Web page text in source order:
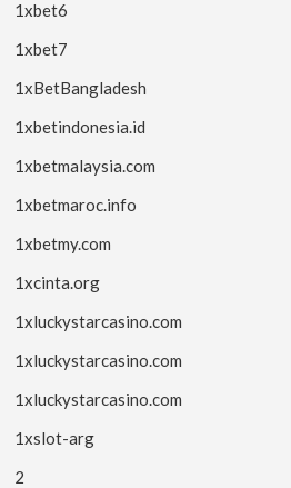
1xbet6
1xbet7
1xBetBangladesh
1xbetindonesia.id
1xbetmalaysia.com
1xbetmaroc.info
1xbetmy.com
1xcinta.org
1xluckystarcasino.com
1xluckystarcasino.com
1xluckystarcasino.com
1xslot-arg
2